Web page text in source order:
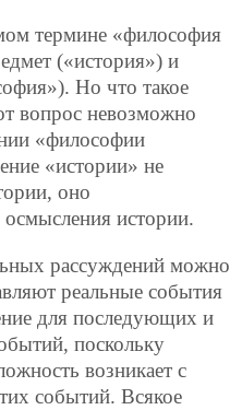
термине «философия
(«история») и
Но что такое
вопрос невозможно
«философии
«истории» не
оно
истории.
рассуждений можно
реальные события
для последующих и
поскольку
возникает с
событий. Всякое